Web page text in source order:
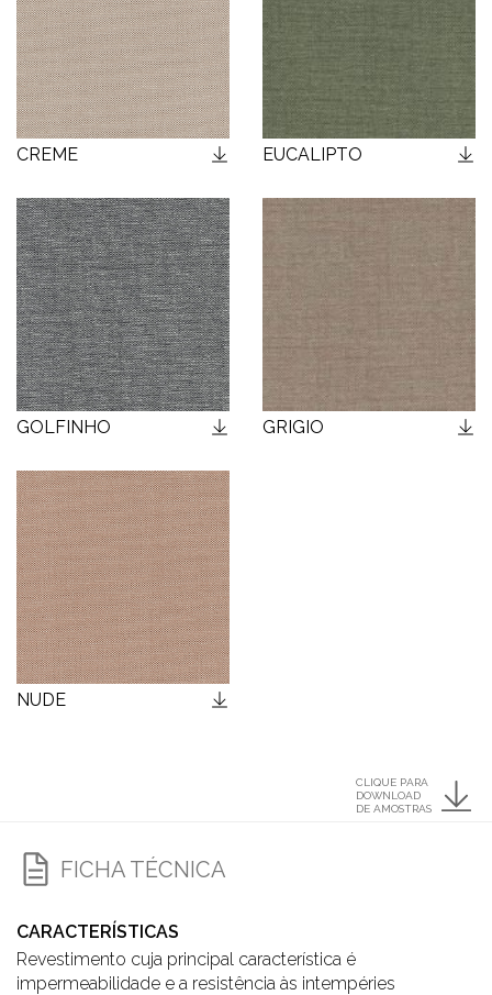
CREME EUCALIPTO
GOLFINHO GRIGIO
NUDE
CLIQUE PARA
DOWNLOAD
DE AMOSTRAS
FICHA TÉCNICA
CARACTERÍSTICAS
Revestimento cuja principal característica é
impermeabilidade e a resistência às intempéries